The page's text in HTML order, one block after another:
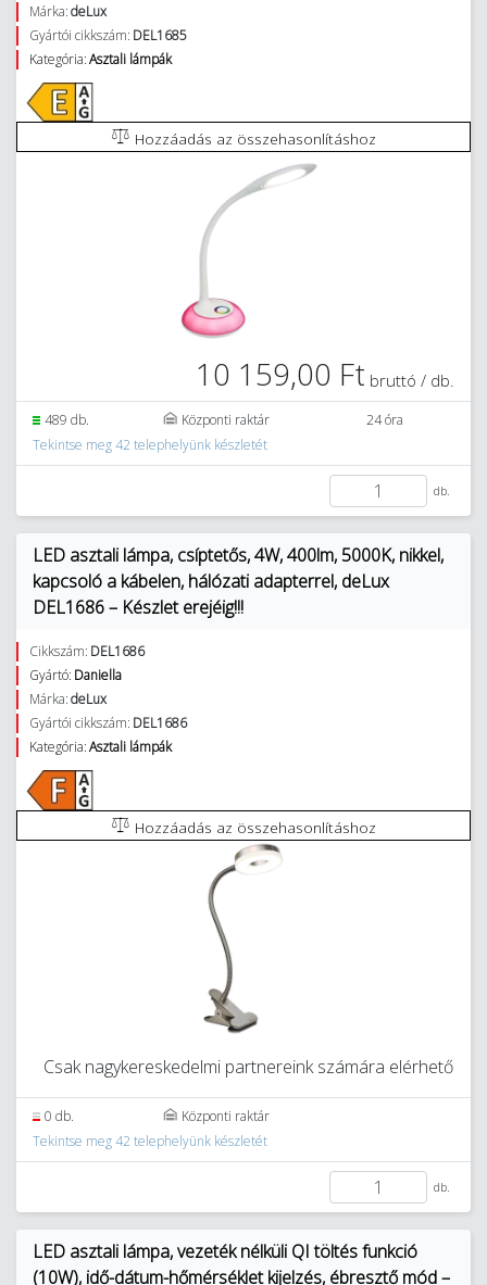
Márka:deLux
Gyártói cikkszám: DEL1685
Kategória:Asztali lámpák
Hozzáadás az összehasonlításhoz
10 159,00 Ft bruttó / db.
489 db. Központi raktár
24 óra
Tekintse meg 42 telephelyünk készletét
db.
LED asztali lámpa, csíptetős, 4W, 400lm, 5000K, nikkel,
kapcsoló a kábelen, hálózati adapterrel, deLux
DEL1686 – Készlet erejéig!!!
Cikkszám: DEL1686
Gyártó: Daniella
Márka:deLux
Gyártói cikkszám: DEL1686
Kategória:Asztali lámpák
Hozzáadás az összehasonlításhoz
Csak nagykereskedelmi partnereink számára elérhető
0 db.
Központi raktár
Tekintse meg 42 telephelyünk készletét
db.
LED asztali lámpa, vezeték nélküli QI töltés funkció
(10W), idő-dátum-hőmérséklet kijelzés, ébresztő mód –